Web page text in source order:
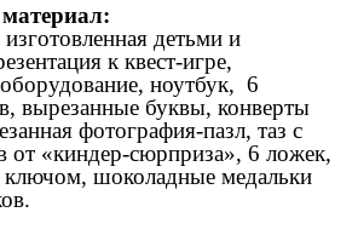
детьми и
к квест-игре,
ноутбук, 6
вырезанные буквы, конверты
фотография-пазл, таз с
от «киндер-сюрприза», 6 ложек,
ключом, шоколадные медальки